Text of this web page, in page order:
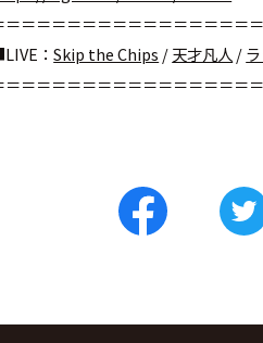
＝＝＝＝＝＝＝＝＝＝＝＝＝＝＝＝
：Skip the Chips /天才凡人 /
＝＝＝＝＝＝＝＝＝＝＝＝＝＝＝＝